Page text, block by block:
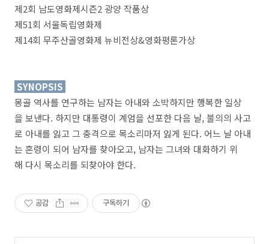
제2회 남도영화제시즌2 광양 작품상
제51회 서울독립영화제
제14회 무주산골영화제 뉴비전상&영화평론가상
SYNOPSIS
몽골 역사를 연구하는 남자는 아내와 소박하지만 행복한 일상
을 보낸다. 하지만 대통령이 계엄을 선포한 다음 날, 불의의 사고
로 아내를 잃고 그 충격으로 목소리마저 잃게 된다. 어느 날 아내
는 혼령이 되어 남자를 찾아오고, 남자는 그녀와 대화하기 위
해 다시 목소리를 되찾아야 한다.
공감 구독하기